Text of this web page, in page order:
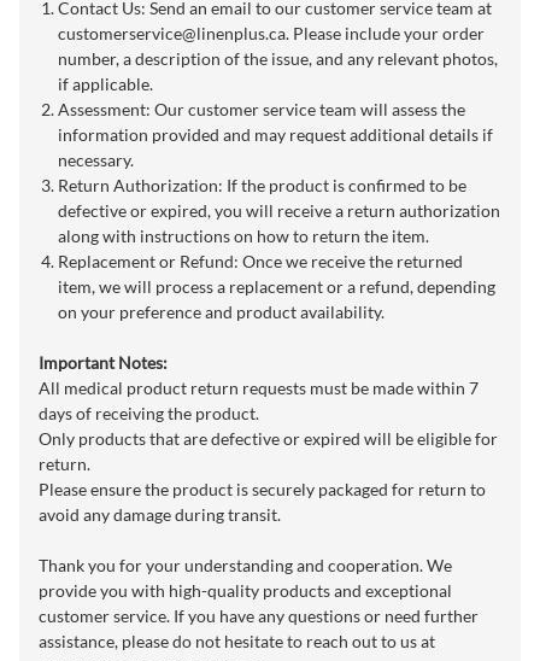
Contact Us: Send an email to our customer service team at
customerservice@linenplus.ca. Please include your order
number, a description of the issue, and any relevant photos,
if applicable.
Assessment: Our customer service team will assess the
information provided and may request additional details if
necessary.
Return Authorization: If the product is confirmed to be
defective or expired, you will receive a return authorization
along with instructions on how to return the item.
Replacement or Refund: Once we receive the returned
item, we will process a replacement or a refund, depending
on your preference and product availability.
Important Notes:
All medical product return requests must be made within 7
days of receiving the product.
Only products that are defective or expired will be eligible for
return.
Please ensure the product is securely packaged for return to
avoid any damage during transit.
Thank you for your understanding and cooperation. We
provide you with high-quality products and exceptional
customer service. If you have any questions or need further
assistance, please do not hesitate to reach out to us at